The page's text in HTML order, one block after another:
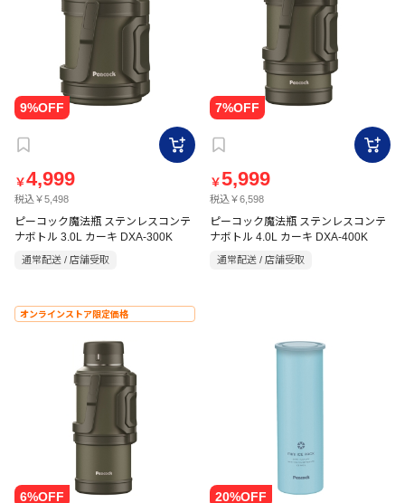
￥4,999
税込￥5,498
ピーコック魔法瓶 ステンレスコンテ
ナボトル 3.0L カーキ DXA-300K
通常配送 / 店舗受取
￥5,999
税込￥6,598
ピーコック魔法瓶 ステンレスコンテ
ナボトル 4.0L カーキ DXA-400K
通常配送 / 店舗受取
オンラインストア限定価格